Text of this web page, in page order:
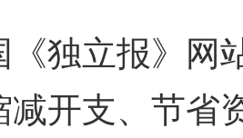
立报》网
减开支、节省